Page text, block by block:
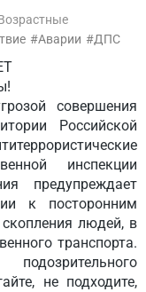
Аварии ДПС
совершения
Российской
инспекции
предупреждает
к посторонним
людей, в
транспорта.
не подходите,